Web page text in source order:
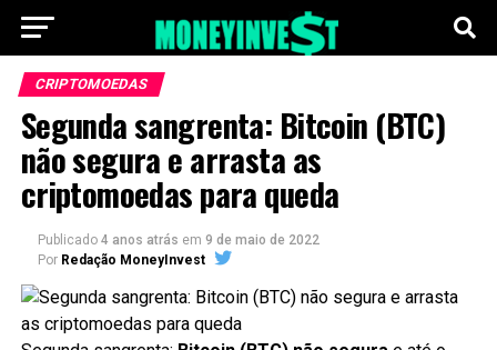
CRIPTOMOEDAS
Segunda sangrenta: Bitcoin (BTC)
não segura e arrasta as
criptomoedas para queda
Publicado 4 anos atrás em 9 de maio de 2022
Por Redação MoneyInvest